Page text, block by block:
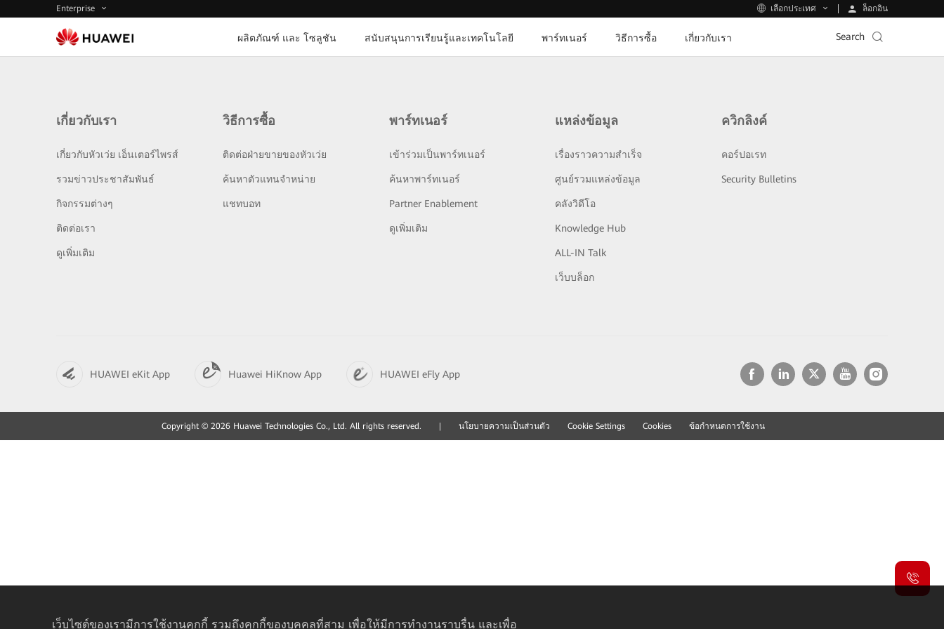
Enterprise เลือกประเทศ ล็อกอิน
ผลิตภัณฑ์ และ โซลูชัน สนับสนุนการเรียนรู้และเทคโนโลยี พาร์ทเนอร์ วิธีการซื้อ เกี่ยวกับเรา Search
เกี่ยวกับเรา
เกี่ยวกับหัวเว่ย เอ็นเตอร์ไพรส์
รวมข่าวประชาสัมพันธ์
กิจกรรมต่างๆ
ติดต่อเรา
ดูเพิ่มเติม
วิธีการซื้อ
ติดต่อฝ่ายขายของหัวเว่ย
ค้นหาตัวแทนจำหน่าย
แชทบอท
พาร์ทเนอร์
เข้าร่วมเป็นพาร์ทเนอร์
ค้นหาพาร์ทเนอร์
Partner Enablement
ดูเพิ่มเติม
แหล่งข้อมูล
เรื่องราวความสำเร็จ
ศูนย์รวมแหล่งข้อมูล
คลังวิดีโอ
Knowledge Hub
ALL-IN Talk
เว็บบล็อก
ควิกลิงค์
คอร์ปอเรท
Security Bulletins
HUAWEI eKit App Huawei HiKnow App HUAWEI eFly App
Copyright © 2026 Huawei Technologies Co., Ltd. All rights reserved. นโยบายความเป็นส่วนตัว Cookie Settings Cookies ข้อกำหนดการใช้งาน
เว็บไซต์ของเรามีการใช้งานคุกกี้ รวมถึงคุกกี้ของบุคคลที่สาม เพื่อให้มีการทำงานราบรื่น และเพื่อ